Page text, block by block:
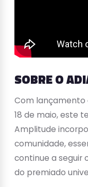
SOBRE O
Com lançamento
18 de maio, este
Amplitude
comunidade,
continue a seguir
do premiado